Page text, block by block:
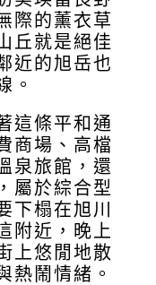
際的薰衣草
丘就是絕佳
近的旭岳也
。
這條平和通
商場、高檔
泉旅館，還
屬於綜合型
下榻在旭川
附近，晚上
上悠閒地散
熱鬧情緒。